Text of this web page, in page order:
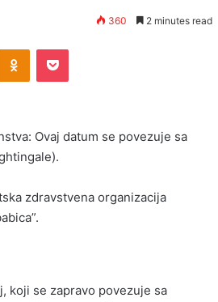
360 2 minutes read
Odnoklassniki
Pocket
Ovaj datum se povezuje sa
zdravstvena organizacija
koji se zapravo povezuje sa